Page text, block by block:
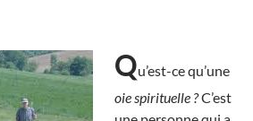
Qu’est-ce qu’une
oie spirituelle ?C’est